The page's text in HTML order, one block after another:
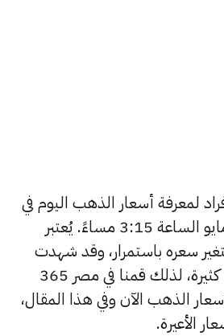
لمعرفة أسعار الذهب اليوم في
مصر ليوم الأحد 17 مايو الساعة 3:15 مساءً. يُعتبر
سعره باستمرار، وقد شهدت
أسعار الذهب تغيرات كثيرة، لذلك قمنا في مصر 365
الذهب الآن وفي هذا المقال،
الأعيرة.